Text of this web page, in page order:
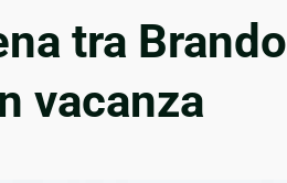
tra Brando
vacanza